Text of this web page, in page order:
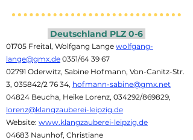
Deutschland PLZ 0-6
01705 Freital, Wolfgang Lange wolfgang-
lange@gmx.de 0351/64 39 67
02791 Oderwitz, Sabine Hofmann, Von-Canitz-Str.
3, 035842/2 76 34, hofmann-sabine@gmx.net
04824 Beucha, Heike Lorenz, 034292/869829,
lorenz@klangzauberei-leipzig.de
Website: www.klangzauberei-leipzig.de
04683 Naunhof, Christiane